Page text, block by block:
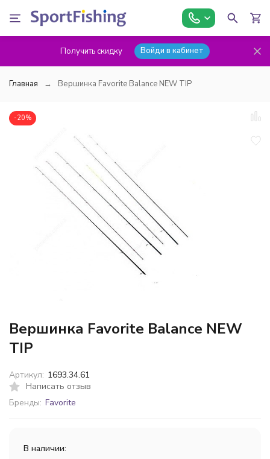
Получить скидку Войди в кабинет
Главная Вершинка Favorite Balance NEW TIP
-20%
Вершинка Favorite Balance NEW
TIP
Написать отзыв
Бренды: Favorite
Артикул: 1693.34.61
В наличии: